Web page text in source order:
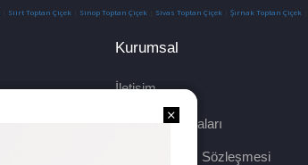
Siirt Toptan Çiçek Sinop Toptan Çiçek Sivas Toptan Çiçek Şırnak Toptan Çiçek
Kurumsal
İletişim
Hesap Numaraları
Mesafeli Satış Sözleşmesi